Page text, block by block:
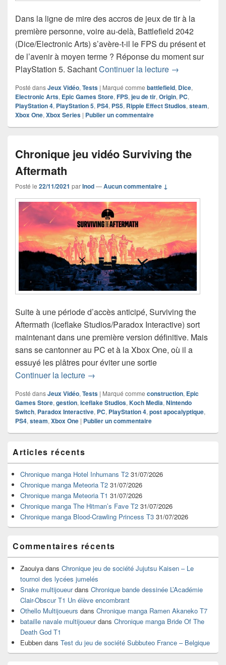
Dans la ligne de mire des accros de jeux de tir à la
première personne, voire au-delà, Battlefield 2042
(Dice/Electronic Arts) s’avère-t-il le FPS du présent et
de l’avenir à moyen terme ? Réponse du moment sur
PlayStation 5. SachantContinuer la lecture Chronique jeu
→
Posté dansJeux Vidéo,Tests | Marqué comme battlefield, Dice,
Electronic Arts, Epic Games Store,FPS,jeu de tir,Origin, PC,
PlayStation 4, PlayStation 5, PS4, PS5, Ripple Effect Studios,steam,
Xbox One,Xbox Series | Publier un commentaire
Chronique jeu vidéo Surviving the
Aftermath
Posté le 22/11/2021 parInod—Aucun commentaire ↓
Suite à une période d’accès anticipé, Surviving the
Aftermath (Iceflake Studios/Paradox Interactive) sort
maintenant dans une première version définitive. Mais
sans se cantonner au PC et à la Xbox One, où il a
essuyé les plâtres pour éviter une sortie
Continuer la lecture Chronique jeu vidéo Surviving the
→
Posté dansJeux Vidéo, Tests | Marqué comme construction, Epic
Games Store, gestion, Iceflake Studios, Koch Media, Nintendo
Switch, Paradox Interactive, PC, PlayStation 4, post apocalyptique,
PS4, steam, Xbox One | Publier un commentaire
principale
de
widget
pour
barre
latérale
Articles récents
Chronique manga Hotel Inhumans T2 31/07/2026
Chronique manga Meteoria T2 31/07/2026
Chronique manga Meteoria T1 31/07/2026
Chronique manga The Hitman’s Fave T2 31/07/2026
Chronique manga Blood-Crawling Princess T3 31/07/2026
Commentaires récents
Zaouiya dans Chronique jeu de société Jujutsu Kaisen – Le
tournoi des lycées jumelés
Snake multijoueurdans Chronique bande dessinée L’Académie
Clair-Obscur T1 Un élève encombrant
Othello Multijoueurs dans Chronique manga Ramen Akaneko T7
bataille navale multijoueurdans Chronique manga Bride Of The
Death God T1
Eubben dans Test du jeu de société Subbuteo France – Belgique